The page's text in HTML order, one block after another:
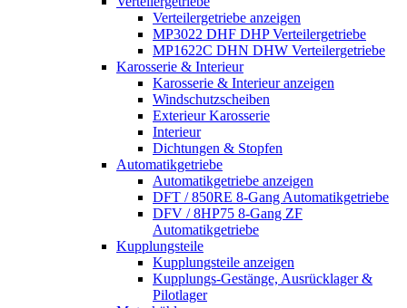
Verteilergetriebe anzeigen
MP3022 DHF DHP Verteilergetriebe
MP1622C DHN DHW Verteilergetriebe
Karosserie & Interieur
Karosserie & Interieur anzeigen
Windschutzscheiben
Exterieur Karosserie
Interieur
Dichtungen & Stopfen
Automatikgetriebe
Automatikgetriebe anzeigen
DFT / 850RE 8-Gang Automatikgetriebe
DFV / 8HP75 8-Gang ZF
Automatikgetriebe
Kupplungsteile
Kupplungsteile anzeigen
Kupplungs-Gestänge, Ausrücklager &
Pilotlager